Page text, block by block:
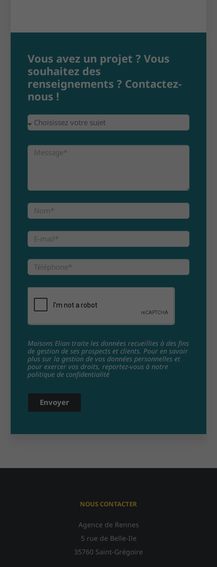
Vous avez un projet ? Vous
souhaitez des
renseignements ? Contactez-
nous !
Maisons Elian traite les données recueillies à des fins
de gestion de ses prospects et clients. Pour en savoir
plus sur la gestion de vos données personnelles et
pour exercer vos droits, reportez-vous à notre
politique de confidentialité
Envoyer
NOUS CONTACTER
Agence de Rennes
5 rue de Belle-Ile
35760 Saint-Grégoire